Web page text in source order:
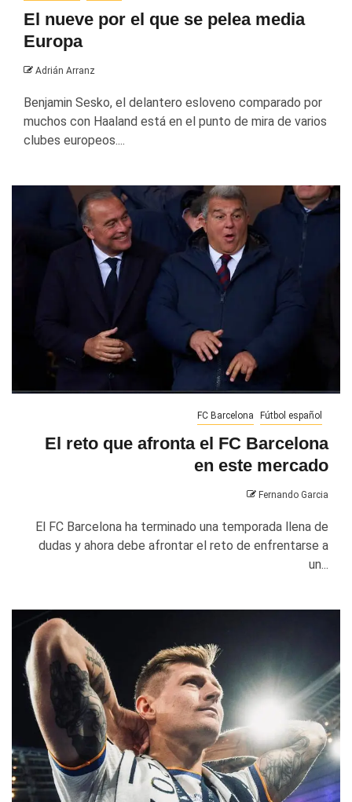
El nueve por el que se pelea media
Europa
Adrián Arranz
Benjamin Sesko, el delantero esloveno comparado por
muchos con Haaland está en el punto de mira de varios
clubes europeos....
FC Barcelona Fútbol español
El reto que afronta el FC Barcelona
en este mercado
Fernando Garcia
El FC Barcelona ha terminado una temporada llena de
dudas y ahora debe afrontar el reto de enfrentarse a
un...